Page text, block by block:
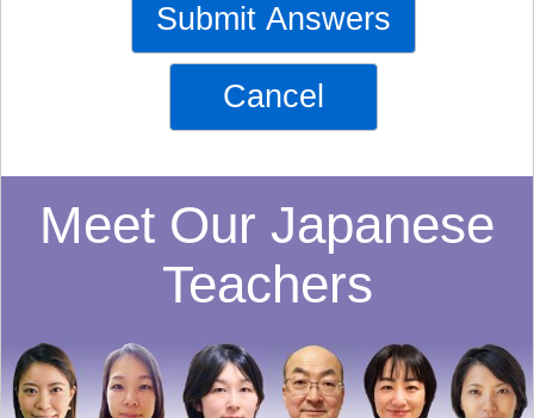
Submit Answers
Cancel
Meet Our Japanese
Teachers